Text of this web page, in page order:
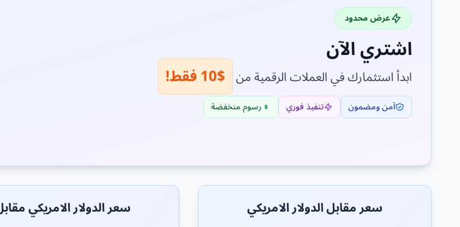
عرض محدود
اشتري الآن
ابدأ استثمارك في العملات الرقمية من $10 فقط!
آمن ومضمون تنفيذ فوري رسوم منخفضة
سعر مقابل الدولار الامريكي سعر الدولار الامريكي